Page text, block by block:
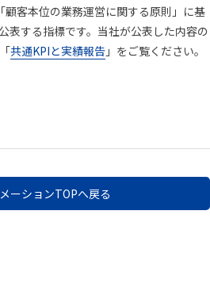
客本位の業務運営に関する原則」に基
表する指標です。当社が公表した内容の
共通KPIと実績報告 」をご覧ください。
ーションTOPへ戻る